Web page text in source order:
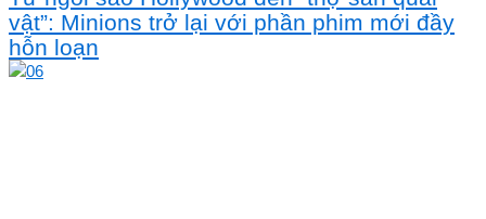
vật”: Minions trở lại với phần phim mới đầy
hỗn loạn